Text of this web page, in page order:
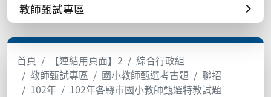
教師甄試專區
首頁 【連結用頁面】2
綜合行政組
教師甄試專區
國小教師甄選考古題
聯招
102年
102年各縣市國小教師甄選特教試題